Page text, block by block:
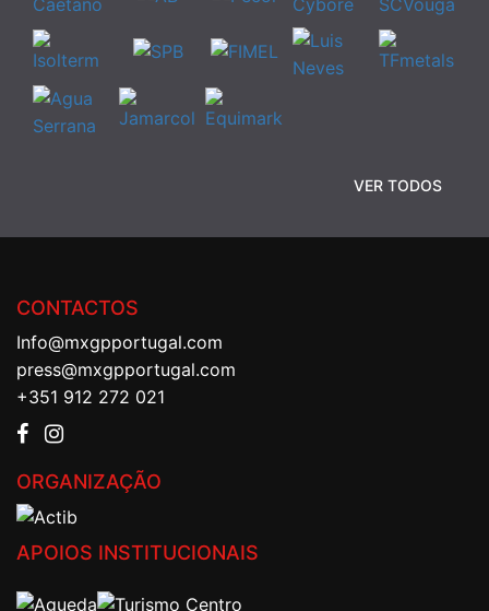
VER TODOS
CONTACTOS
Info@mxgpportugal.com
press@mxgpportugal.com
+351 912 272 021
ORGANIZAÇÃO
APOIOS INSTITUCIONAIS